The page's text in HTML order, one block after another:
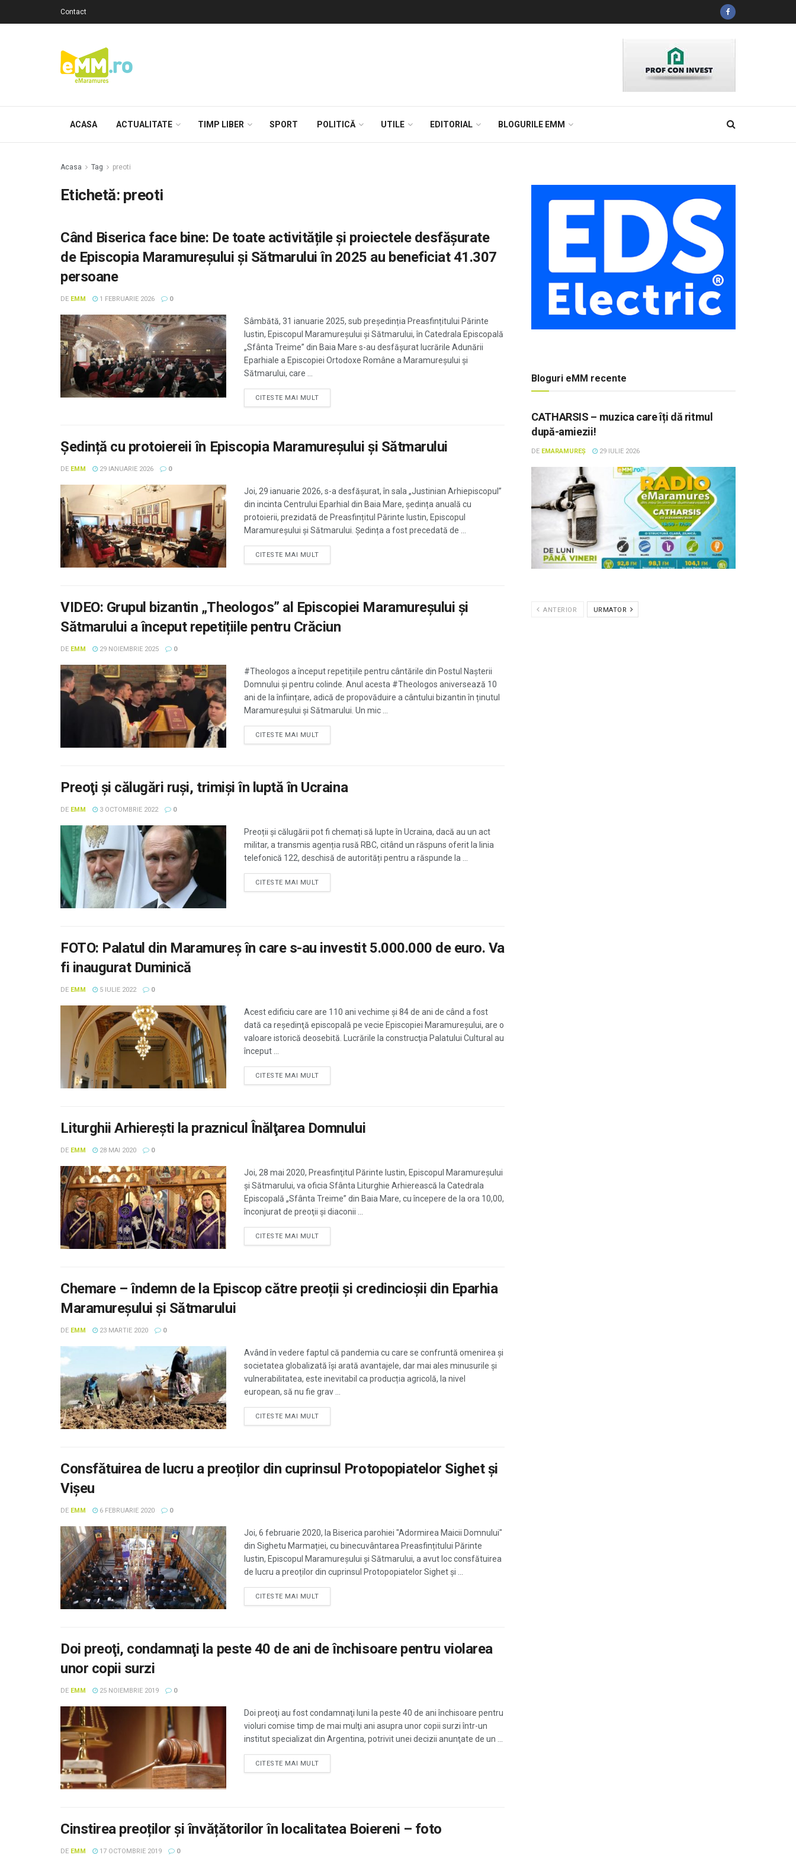
Contact
ACASA ACTUALITATE TIMP LIBER SPORT POLITICĂ UTILE EDITORIAL BLOGURILE EMM
Acasa Tag preoti
Etichetă: preoti
Când Biserica face bine: De toate activitățile și proiectele desfășurate
de Episcopia Maramureșului și Sătmarului în 2025 au beneficiat 41.307
persoane
DE EMM 1 FEBRUARIE 2026 0
Sâmbătă, 31 ianuarie 2025, sub președinția Preasfințitului Părinte
Iustin, Episcopul Maramureșului și Sătmarului, în Catedrala Episcopală
„Sfânta Treime” din Baia Mare s-au desfășurat lucrările Adunării
Eparhiale a Episcopiei Ortodoxe Române a Maramureșului și
Sătmarului, care ...
CITESTE MAI MULT
Ședință cu protoiereii în Episcopia Maramureșului și Sătmarului
DE EMM 29 IANUARIE 2026 0
Joi, 29 ianuarie 2026, s-a desfășurat, în sala „Justinian Arhiepiscopul”
din incinta Centrului Eparhial din Baia Mare, ședința anuală cu
protoierii, prezidată de Preasfințitul Părinte Iustin, Episcopul
Maramureșului și Sătmarului. Ședința a fost precedată de ...
CITESTE MAI MULT
VIDEO: Grupul bizantin „Theologos” al Episcopiei Maramureşului şi
Sătmarului a început repetițiile pentru Crăciun
DE EMM 29 NOIEMBRIE 2025 0
#Theologos a început repetițiile pentru cântările din Postul Nașterii
Domnului și pentru colinde. Anul acesta #Theologos aniversează 10
ani de la înființare, adică de propovăduire a cântului bizantin în ținutul
Maramureșului și Sătmarului. Un mic ...
CITESTE MAI MULT
Preoţi şi călugări ruşi, trimişi în luptă în Ucraina
DE EMM 3 OCTOMBRIE 2022 0
Preoții și călugării pot fi chemați să lupte în Ucraina, dacă au un act
militar, a transmis agenția rusă RBC, citând un răspuns oferit la linia
telefonică 122, deschisă de autorități pentru a răspunde la ...
CITESTE MAI MULT
FOTO: Palatul din Maramureș în care s-au investit 5.000.000 de euro. Va
fi inaugurat Duminică
DE EMM 5 IULIE 2022 0
Acest edificiu care are 110 ani vechime şi 84 de ani de când a fost
dată ca reşedinţă episcopală pe vecie Episcopiei Maramureşului, are o
valoare istorică deosebită. Lucrările la construcţia Palatului Cultural au
început ...
CITESTE MAI MULT
Liturghii Arhiereşti la praznicul Înălţarea Domnului
DE EMM 28 MAI 2020 0
Joi, 28 mai 2020, Preasfinţitul Părinte Iustin, Episcopul Maramureşului
şi Sătmarului, va oficia Sfânta Liturghie Arhierească la Catedrala
Episcopală „Sfânta Treime” din Baia Mare, cu începere de la ora 10,00,
înconjurat de preoţii şi diaconii ...
CITESTE MAI MULT
Chemare – îndemn de la Episcop către preoții și credincioșii din Eparhia
Maramureșului și Sătmarului
DE EMM 23 MARTIE 2020 0
Având în vedere faptul că pandemia cu care se confruntă omenirea și
societatea globalizată își arată avantajele, dar mai ales minusurile și
vulnerabilitatea, este inevitabil ca producția agricolă, la nivel
european, să nu fie grav ...
CITESTE MAI MULT
Consfătuirea de lucru a preoților din cuprinsul Protopopiatelor Sighet și
Vișeu
DE EMM 6 FEBRUARIE 2020 0
Joi, 6 februarie 2020, la Biserica parohiei "Adormirea Maicii Domnului"
din Sighetu Marmației, cu binecuvântarea Preasfințitului Părinte
Iustin, Episcopul Maramureșului și Sătmarului, a avut loc consfătuirea
de lucru a preoților din cuprinsul Protopopiatelor Sighet și ...
CITESTE MAI MULT
Doi preoţi, condamnaţi la peste 40 de ani de închisoare pentru violarea
unor copii surzi
DE EMM 25 NOIEMBRIE 2019 0
Doi preoţi au fost condamnaţi luni la peste 40 de ani închisoare pentru
violuri comise timp de mai mulţi ani asupra unor copii surzi într-un
institut specializat din Argentina, potrivit unei decizii anunţate de un ...
CITESTE MAI MULT
Cinstirea preoților și învățătorilor în localitatea Boiereni – foto
DE EMM 17 OCTOMBRIE 2019 0
Bloguri eMM recente
CATHARSIS – muzica care îți dă ritmul
după-amiezii!
DE EMARAMUREȘ 29 IULIE 2026
ANTERIOR URMATOR